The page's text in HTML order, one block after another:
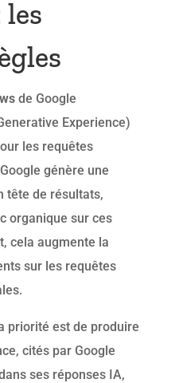
de Google
Experience)
les requêtes
génère une
tête de résultats,
organique sur ces
cela augmente la
sur les requêtes
priorité est de produire
cités par Google
ses réponses IA,